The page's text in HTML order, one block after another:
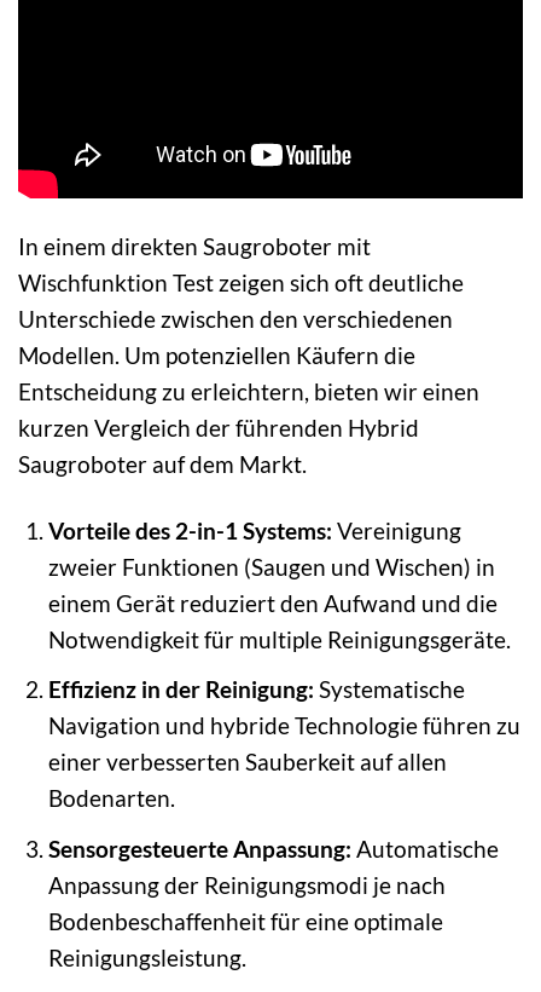
In einem direkten Saugroboter mit
Wischfunktion Test zeigen sich oft deutliche
Unterschiede zwischen den verschiedenen
Modellen. Um potenziellen Käufern die
Entscheidung zu erleichtern, bieten wir einen
kurzen Vergleich der führenden Hybrid
Saugroboter auf dem Markt.
Vorteile des 2-in-1 Systems: Vereinigung
zweier Funktionen (Saugen und Wischen) in
einem Gerät reduziert den Aufwand und die
Notwendigkeit für multiple Reinigungsgeräte.
Effizienz in der Reinigung: Systematische
Navigation und hybride Technologie führen zu
einer verbesserten Sauberkeit auf allen
Bodenarten.
Sensorgesteuerte Anpassung: Automatische
Anpassung der Reinigungsmodi je nach
Bodenbeschaffenheit für eine optimale
Reinigungsleistung.